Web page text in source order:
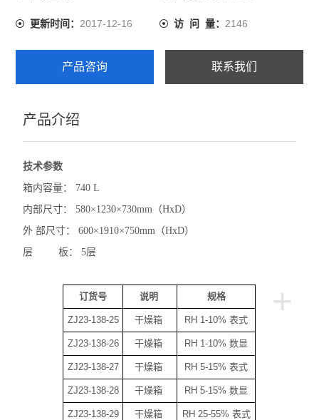
更新时间：2017-12-16 访 问 量： 2146
产品咨询 联系我们
产品介绍
技术参数
箱内容量： 740 L
内部尺寸： 580×1230×730mm（HxD）
外 部尺寸： 600×1910×750mm（HxD）
层 板： 5层
+
订货号 说明 规格
ZJ23-138-25 干燥箱 RH 1-10% 表式
ZJ23-138-26 干燥箱 RH 1-10% 数显
ZJ23-138-27 干燥箱 RH 5-15% 表式
ZJ23-138-28 干燥箱 RH 5-15% 数显
ZJ23-138-29 干燥箱 RH 25-55% 表式